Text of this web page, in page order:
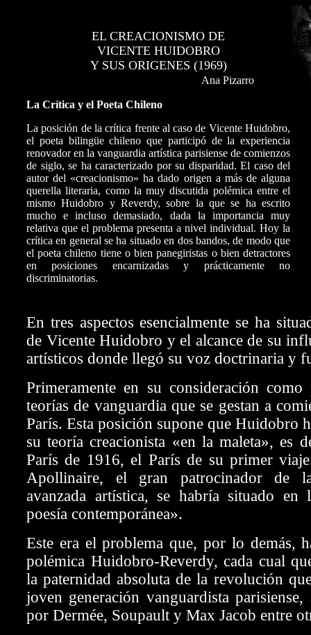
EL CREACIONISMO DE
VICENTE HUIDOBRO
Y SUS ORIGENES (1969)
Ana Pizarro
La Crítica y el Poeta Chileno
La posición de la crítica frente al caso de Vicente Huidobro,
el poeta bilingüe chileno que participó de la experiencia
renovador en la vanguardia artística parisiense de comienzos
de siglo, se ha caracterizado por su disparidad. El caso del
autor del «creacionismo» ha dado origen a más de alguna
querella literaria, como la muy discutida polémica entre el
mismo Huidobro y Reverdy, sobre la que se ha escrito
mucho e incluso demasiado, dada la importancia muy
relativa que el problema presenta a nivel individual. Hoy la
crítica en general se ha situado en dos bandos, de modo que
el poeta chileno tiene o bien panegiristas o bien detractores
en posiciones encarnizadas y prácticamente no
discriminatorias.
En tres aspectos esencialmente se ha
de Vicente Huidobro y el alcance de su
artísticos donde llegó su voz doctrinaria y
Primeramente en su consideración
teorías de vanguardia que se gestan a
París. Esta posición supone que Huidobro
su teoría creacionista «en la maleta», es
París de 1916, el París de su primer
Apollinaire, el gran patrocinador de
avanzada artística, se habría situado en
poesía contemporánea».
Este era el problema que, por lo demás,
polémica Huidobro-Reverdy, cada cual
la paternidad absoluta de la revolución
joven generación vanguardista parisiense,
por Dermée, Soupault y Max Jacob entre